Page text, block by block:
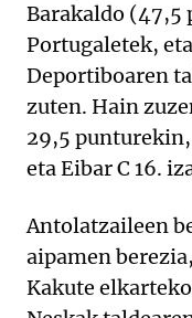
Barakaldo (47,5
Portugaletek,
Deportiboaren
zuten. Hain
29,5
eta Eibar C 16.
Antolatzaileen
aipamen
Kakute